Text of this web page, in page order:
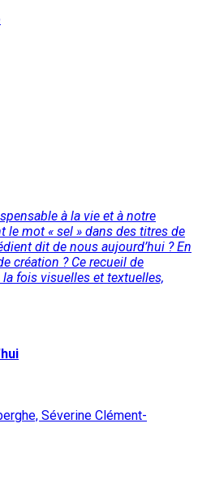
à la vie et à notre
le mot « sel » dans des titres de
dit de nous aujourd’hui ? En
création ? Ce recueil de
fois visuelles et textuelles,
Séverine Clément-